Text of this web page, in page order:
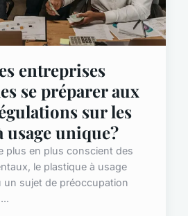
entreprises
se préparer aux
sur les
usage unique?
plus en plus conscient des
le plastique à usage
un sujet de préoccupation